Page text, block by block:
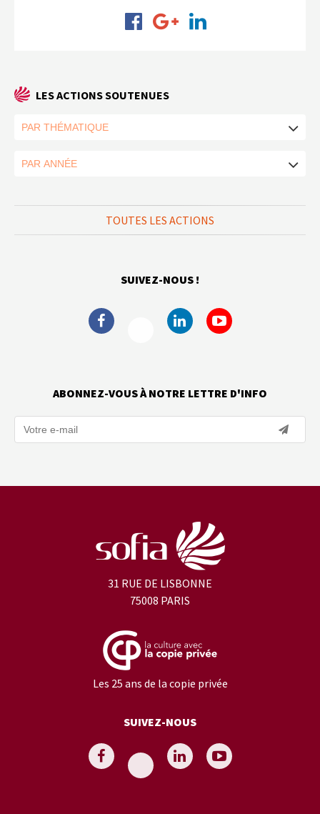
LES ACTIONS SOUTENUES
TOUTES LES ACTIONS
SUIVEZ-NOUS !
ABONNEZ-VOUS À NOTRE LETTRE D'INFO
31 RUE DE LISBONNE
75008 PARIS
Les 25 ans de la copie privée
SUIVEZ-NOUS